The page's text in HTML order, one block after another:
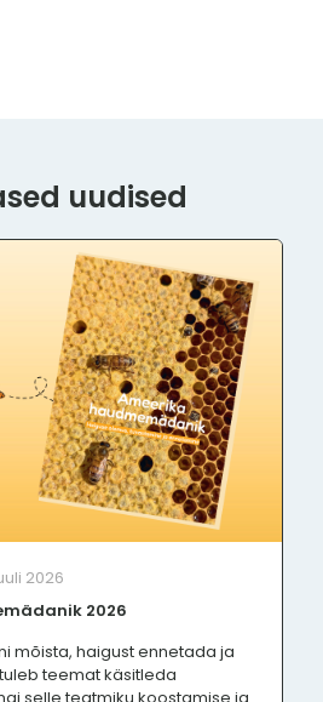
uudised
2026
2026
mõista, haigust ennetada ja
teemat käsitleda